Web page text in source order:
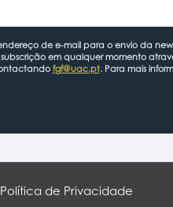
de e-mail para o envio da
em qualquer momento
fgf@uac.pt. Para mais
Política de Privacidade